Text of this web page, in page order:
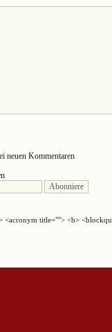
neuen Kommentaren
<acronym title=""> <b>